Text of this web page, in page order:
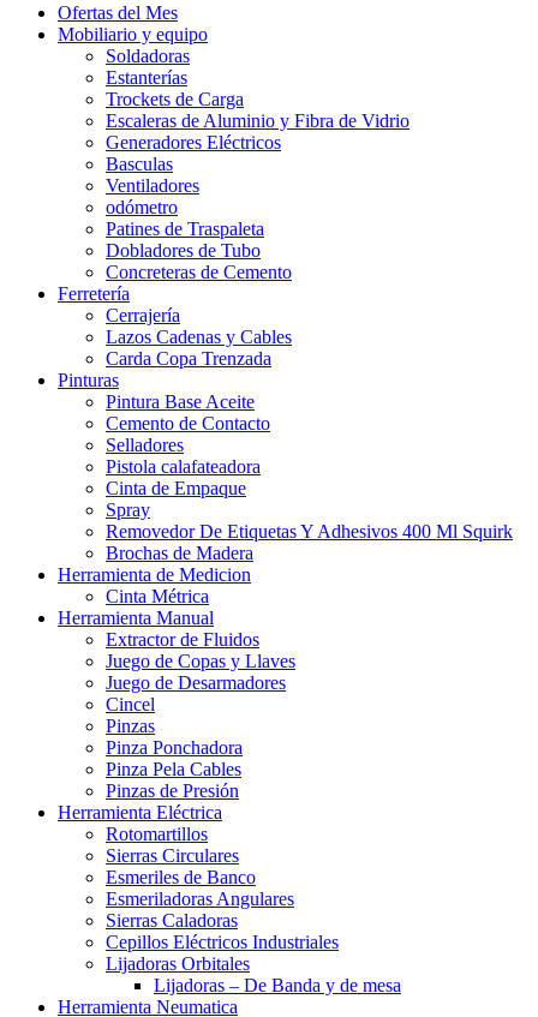
Ofertas del Mes
Mobiliario y equipo
Soldadoras
Estanterías
Trockets de Carga
Escaleras de Aluminio y Fibra de Vidrio
Generadores Eléctricos
Basculas
Ventiladores
odómetro
Patines de Traspaleta
Dobladores de Tubo
Concreteras de Cemento
Ferretería
Cerrajería
Lazos Cadenas y Cables
Carda Copa Trenzada
Pinturas
Pintura Base Aceite
Cemento de Contacto
Selladores
Pistola calafateadora
Cinta de Empaque
Spray
Removedor De Etiquetas Y Adhesivos 400 Ml Squirk
Brochas de Madera
Herramienta de Medicion
Cinta Métrica
Herramienta Manual
Extractor de Fluidos
Juego de Copas y Llaves
Juego de Desarmadores
Cincel
Pinzas
Pinza Ponchadora
Pinza Pela Cables
Pinzas de Presión
Herramienta Eléctrica
Rotomartillos
Sierras Circulares
Esmeriles de Banco
Esmeriladoras Angulares
Sierras Caladoras
Cepillos Eléctricos Industriales
Lijadoras Orbitales
Lijadoras – De Banda y de mesa
Herramienta Neumatica